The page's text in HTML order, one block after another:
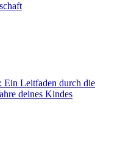
Ein Leitfaden durch die
deines Kindes